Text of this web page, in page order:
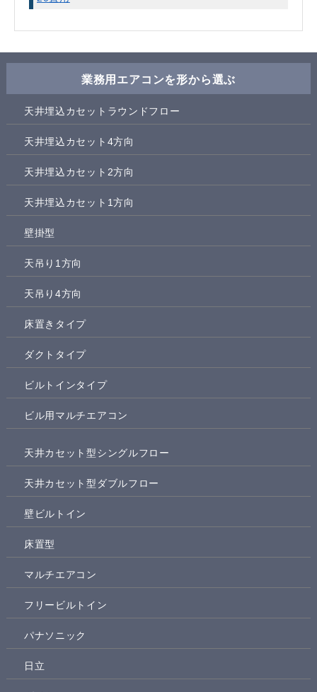
業務用エアコンを形から選ぶ
天井埋込カセットラウンドフロー
天井埋込カセット4方向
天井埋込カセット2方向
天井埋込カセット1方向
壁掛型
天吊り1方向
天吊り4方向
床置きタイプ
ダクトタイプ
ビルトインタイプ
ビル用マルチエアコン
天井カセット型シングルフロー
天井カセット型ダブルフロー
壁ビルトイン
床置型
マルチエアコン
フリービルトイン
パナソニック
日立